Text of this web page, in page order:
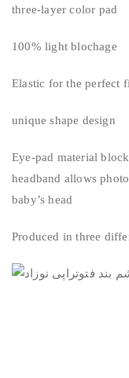
three-layer color pad
100% light blochage
Elastic for the perfect
unique shape design
Eye-pad material
headband allows
baby’s head
Produced in three